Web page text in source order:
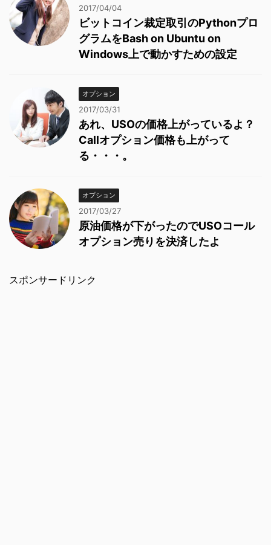
2017/04/04
ビットコイン裁定取引のPythonプロ
グラムをBash on Ubuntu on
Windows上で動かすための設定
オプション
2017/03/31
あれ、USOの価格上がっているよ？
Callオプション価格も上がって
る・・・。
オプション
2017/03/27
原油価格が下がったのでUSOコール
オプション売りを決済したよ
スポンサードリンク